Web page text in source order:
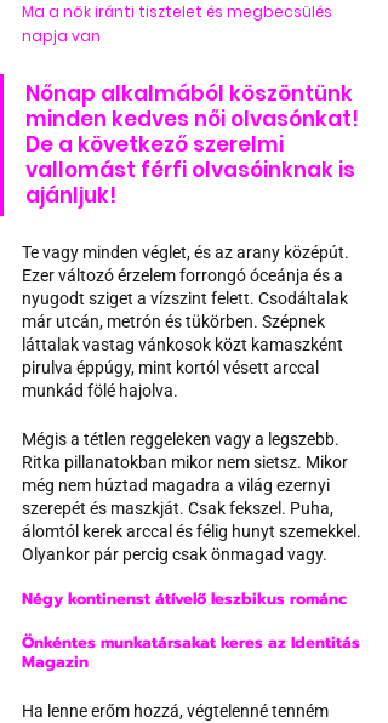
Ma a nők iránti tisztelet és megbecsülés
napja van
Nőnap alkalmából köszöntünk
minden kedves női olvasónkat!
De a következő szerelmi
vallomást férfi olvasóinknak is
ajánljuk!
Te vagy minden véglet, és az arany középút.
Ezer változó érzelem forrongó óceánja és a
nyugodt sziget a vízszint felett. Csodáltalak
már utcán, metrón és tükörben. Szépnek
láttalak vastag vánkosok közt kamaszként
pirulva éppúgy, mint kortól vésett arccal
munkád fölé hajolva.
Mégis a tétlen reggeleken vagy a legszebb.
Ritka pillanatokban mikor nem sietsz. Mikor
még nem húztad magadra a világ ezernyi
szerepét és maszkját. Csak fekszel. Puha,
álomtól kerek arccal és félig hunyt szemekkel.
Olyankor pár percig csak önmagad vagy.
Négy kontinenst átívelő leszbikus románc
Önkéntes munkatársakat keres az Identitás
Magazin
Ha lenne erőm hozzá, végtelenné tenném